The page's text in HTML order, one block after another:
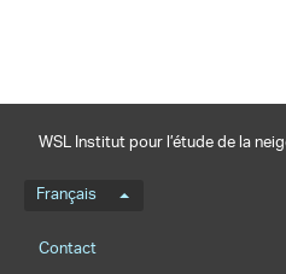
WSL Institut pour l’étude de la
Menu de langue
Français
Footernavigation
Contact